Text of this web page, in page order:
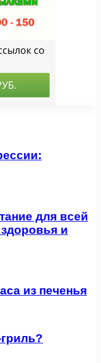
для всей
и
из печенья